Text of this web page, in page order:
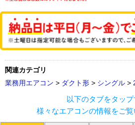
関連カテゴリ
業務用エアコン > ダクト形 > シングル >
以下のタブをタップ
様々なエアコンの情報をご覧